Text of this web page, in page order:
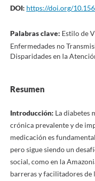
DOI: https://doi.org/
Palabras clave: Estilo de
Enfermedades no
Disparidades en la
Resumen
Introducción: La diabetes
crónica prevalente y de
medicación es
pero sigue siendo un
social, como en la
barreras y facilitadores de